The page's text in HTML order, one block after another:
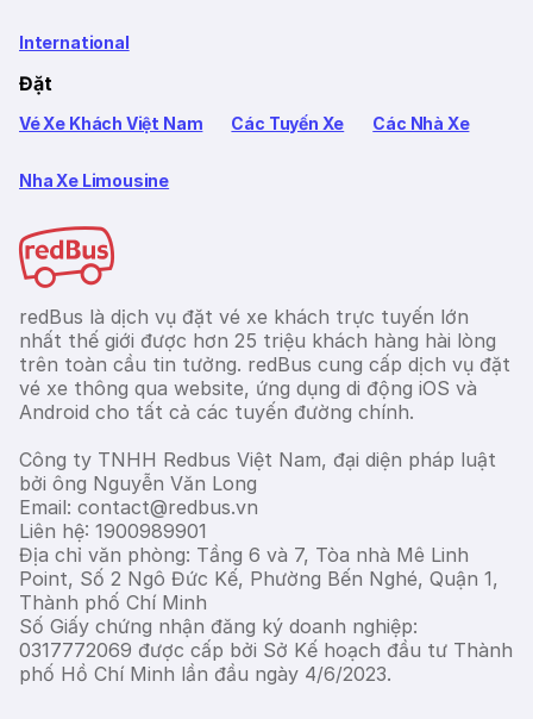
International
Đặt
Vé Xe Khách Việt Nam Các Tuyến Xe Các Nhà Xe
Nha Xe Limousine
redBus là dịch vụ đặt vé xe khách trực tuyến lớn
nhất thế giới được hơn 25 triệu khách hàng hài lòng
trên toàn cầu tin tưởng. redBus cung cấp dịch vụ đặt
vé xe thông qua website, ứng dụng di động iOS và
Android cho tất cả các tuyến đường chính.
Công ty TNHH Redbus Việt Nam, đại diện pháp luật
bởi ông Nguyễn Văn Long
Email: contact@redbus.vn
Liên hệ: 1900989901
Địa chỉ văn phòng: Tầng 6 và 7, Tòa nhà Mê Linh
Point, Số 2 Ngô Đức Kế, Phường Bến Nghé, Quận 1,
Thành phố Chí Minh
Số Giấy chứng nhận đăng ký doanh nghiệp:
0317772069 được cấp bởi Sở Kế hoạch đầu tư Thành
phố Hồ Chí Minh lần đầu ngày 4/6/2023.